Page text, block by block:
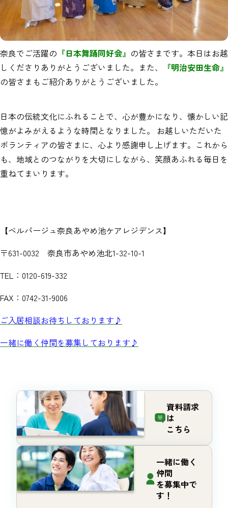
奈良でご活躍の 『日本舞踊同好会』 の皆さまです。本日はお越
しくださりありがとうございました。また、
『明治安田生命』
の皆さまもご紹介ありがとうございました。
日本の伝統文化にふれることで、心が豊かになり、懐かしい記
憶がよみがえるような時間となりました。 お越しいただいた
ボランティアの皆さまに、心より感謝申し上げます。これから
も、地域とのつながりを大切にしながら、笑顔あふれる毎日を
重ねてまいります。
【ベルパージュ奈良あやめ池ケアレジデンス】
〒631-0032 奈良市あやめ池北1-32-10-1
TEL：0120-619-332
FAX：0742-31-9006
ご入居相談お待ちしております♪
一緒に働く仲間を募集しております♪
資料請求
は
こちら
一緒に働く
仲間
を募集中で
す！